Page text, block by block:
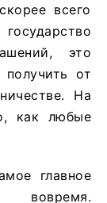
всего
это
от
На
как любые
главное
вовремя.